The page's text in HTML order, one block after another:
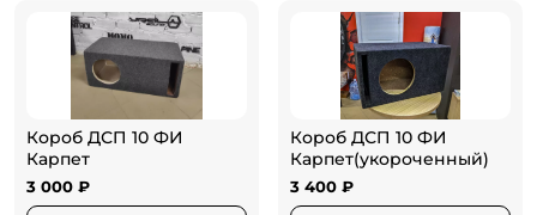
Короб ДСП 10 ФИ
Карпет
3 000 ₽
Короб ДСП 10 ФИ
Карпет(укороченный)
3 400 ₽